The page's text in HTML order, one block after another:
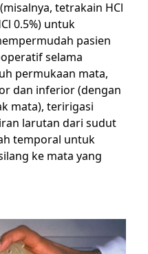
tetrakain HCl
0.5%) untuk
pasien
selama
permukaan mata,
dan inferior (dengan
mata), teririgasi
larutan dari sudut
temporal untuk
ke mata yang